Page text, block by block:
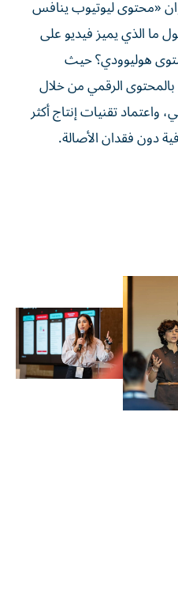
«محتوى ليوتيوب ينافس
ما الذي يميز فيديو على
هوليوودي؟ حيث
الرقمي من خلال
تقنيات إنتاج أكثر
دون فقدان الأصالة.